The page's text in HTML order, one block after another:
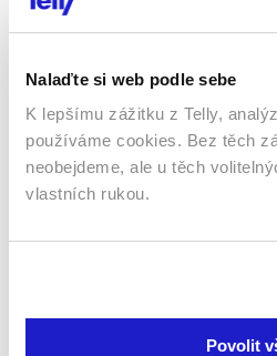
Nalaďte si web podle sebe
K lepšímu zážitku z Telly,
používáme cookies. Bez těch
neobejdeme, ale u těch
vlastních rukou.
Povolit
Webový